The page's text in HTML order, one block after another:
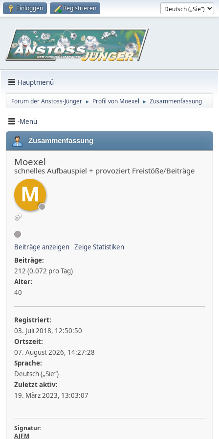
Einloggen Registrieren
Hauptmenü
Forum der Anstoss-Jünger ► Profil von Moexel ► Zusammenfassung
-Menü
Zusammenfassung
Moexel
schnelles Aufbauspiel + provoziert Freistöße/Beiträge
M
Beiträge anzeigen Zeige Statistiken
Beiträge:
212 (0,072 pro Tag)
Alter:
40
Registriert:
03. Juli 2018, 12:50:50
Ortszeit:
07. August 2026, 14:27:28
Sprache:
Deutsch („Sie“)
Zuletzt aktiv:
19. März 2023, 13:03:07
Signatur:
AJFM